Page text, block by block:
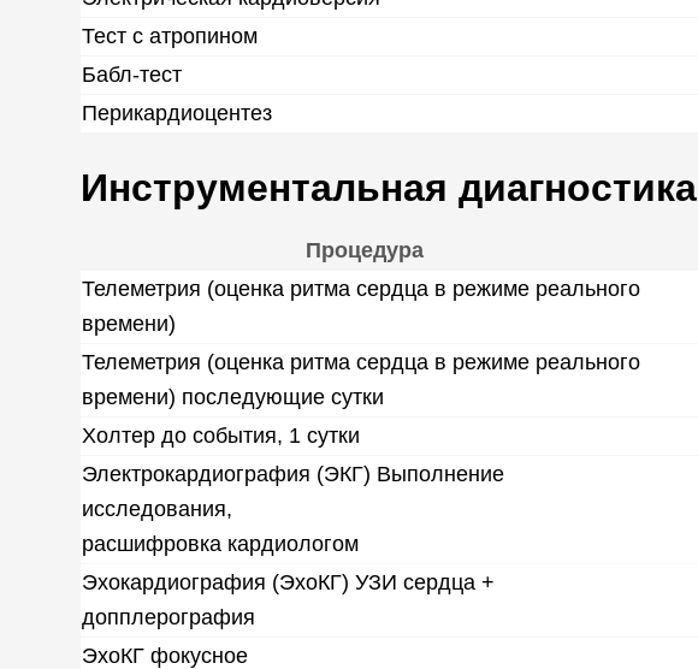
Тест с атропином
Бабл-тест
Перикардиоцентез
Инструментальная диагностика
Процедура
Телеметрия (оценка ритма сердца в режиме реального
времени)
Телеметрия (оценка ритма сердца в режиме реального
времени) последующие сутки
Холтер до события, 1 сутки
Электрокардиография (ЭКГ) Выполнение
исследования,
расшифровка кардиологом
Эхокардиография (ЭхоКГ) УЗИ сердца +
допплерография
ЭхоКГ фокусное